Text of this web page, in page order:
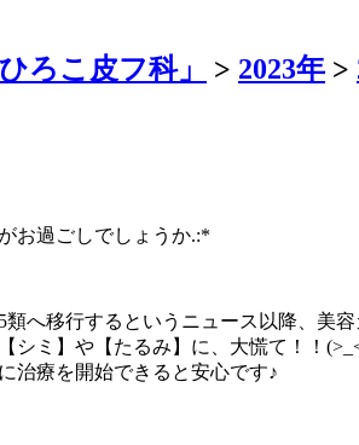
ろこ皮フ科」 > 2023年 >
お過ごしでしょうか.:*
類へ移行するというニ ュース以降、 美
シミ】や【たるみ】に、 大慌て！！
治療を開始できると安心です♪